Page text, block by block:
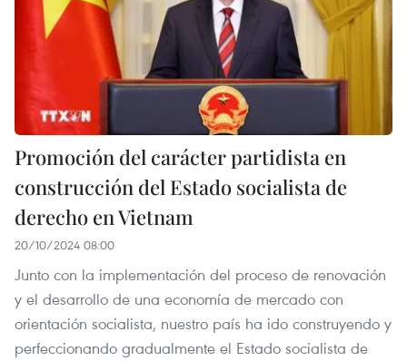
Promoción del carácter partidista en
construcción del Estado socialista de
derecho en Vietnam
20/10/2024 08:00
Junto con la implementación del proceso de renovación
y el desarrollo de una economía de mercado con
orientación socialista, nuestro país ha ido construyendo y
perfeccionando gradualmente el Estado socialista de